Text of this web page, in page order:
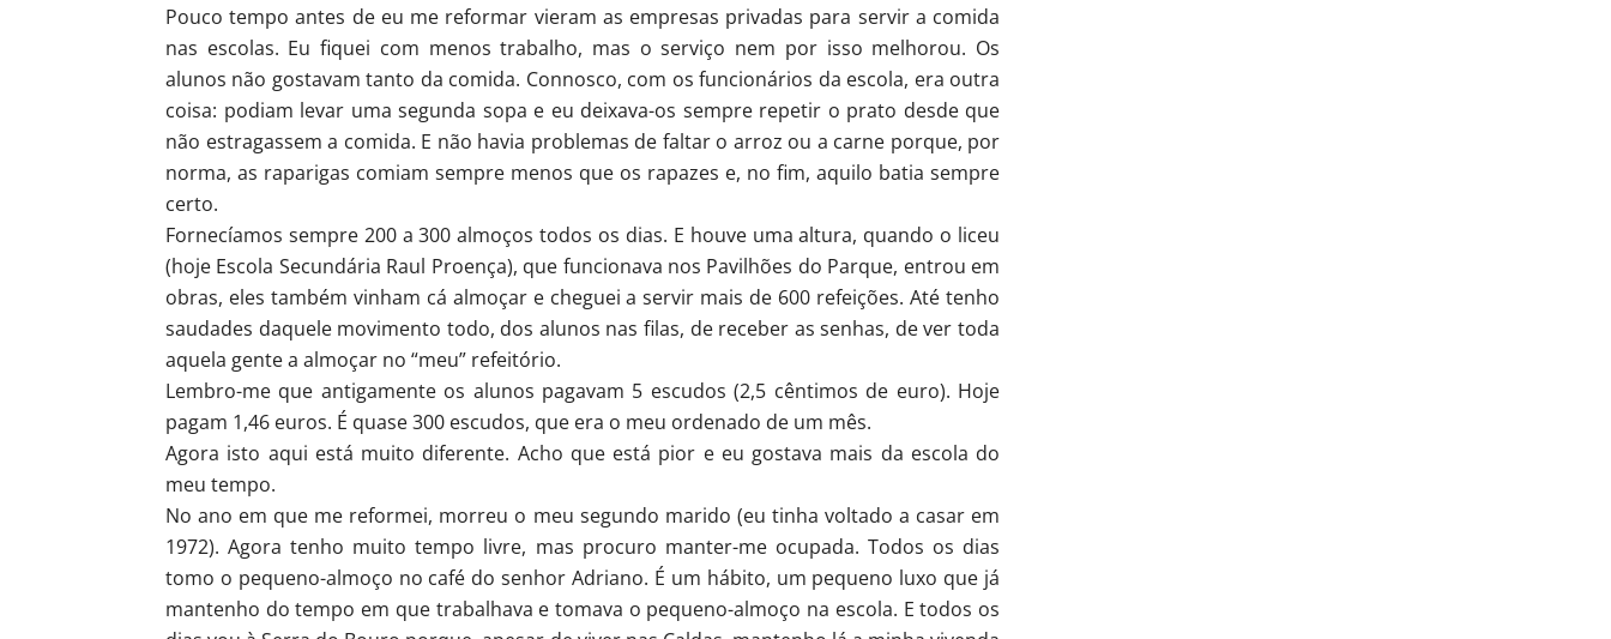
Pouco tempo antes de eu me reformar vieram as empresas privadas para servir a comida
nas escolas. Eu fiquei com menos trabalho, mas o serviço nem por isso melhorou. Os
alunos não gostavam tanto da comida. Connosco, com os funcionários da escola, era outra
coisa: podiam levar uma segunda sopa e eu deixava-os sempre repetir o prato desde que
não estragassem a comida. E não havia problemas de faltar o arroz ou a carne porque, por
norma, as raparigas comiam sempre menos que os rapazes e, no fim, aquilo batia sempre
certo.
Fornecíamos sempre 200 a 300 almoços todos os dias. E houve uma altura, quando o liceu
(hoje Escola Secundária Raul Proença), que funcionava nos Pavilhões do Parque, entrou em
obras, eles também vinham cá almoçar e cheguei a servir mais de 600 refeições. Até tenho
saudades daquele movimento todo, dos alunos nas filas, de receber as senhas, de ver toda
aquela gente a almoçar no “meu” refeitório.
Lembro-me que antigamente os alunos pagavam 5 escudos (2,5 cêntimos de euro). Hoje
pagam 1,46 euros. É quase 300 escudos, que era o meu ordenado de um mês.
Agora isto aqui está muito diferente. Acho que está pior e eu gostava mais da escola do
meu tempo.
No ano em que me reformei, morreu o meu segundo marido (eu tinha voltado a casar em
1972). Agora tenho muito tempo livre, mas procuro manter-me ocupada. Todos os dias
tomo o pequeno-almoço no café do senhor Adriano. É um hábito, um pequeno luxo que já
mantenho do tempo em que trabalhava e tomava o pequeno-almoço na escola. E todos os